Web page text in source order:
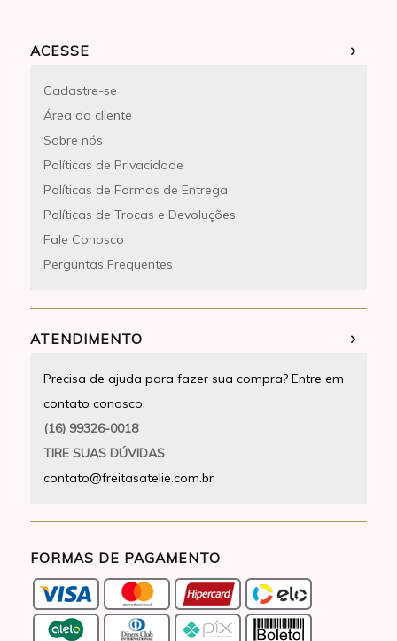
ACESSE
Cadastre-se
Área do cliente
Sobre nós
Políticas de Privacidade
Políticas de Formas de Entrega
Políticas de Trocas e Devoluções
Fale Conosco
Perguntas Frequentes
ATENDIMENTO
Precisa de ajuda para fazer sua compra? Entre em
contato conosco:
(16) 99326-0018
TIRE SUAS DÚVIDAS
contato@freitasatelie.com.br
FORMAS DE PAGAMENTO